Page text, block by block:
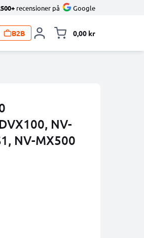
recensioner på Google
B2B 0,00 kr
NV-
NV-MX500